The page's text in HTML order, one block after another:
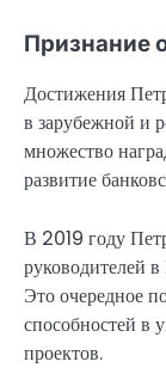
Признание
Достижения
в зарубежной и
множество
развитие
В 2019 году
руководителей
Это очередное
способностей в
проектов.